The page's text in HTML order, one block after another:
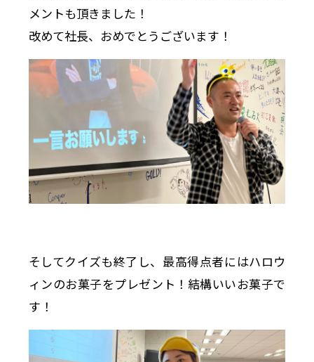
メントも頂きました！
改めて社長、おめでとうございます！
そしてクイズも終了し、最高得点者にはハロウ
ィンのお菓子をプレゼント！結構いいお菓子で
す！